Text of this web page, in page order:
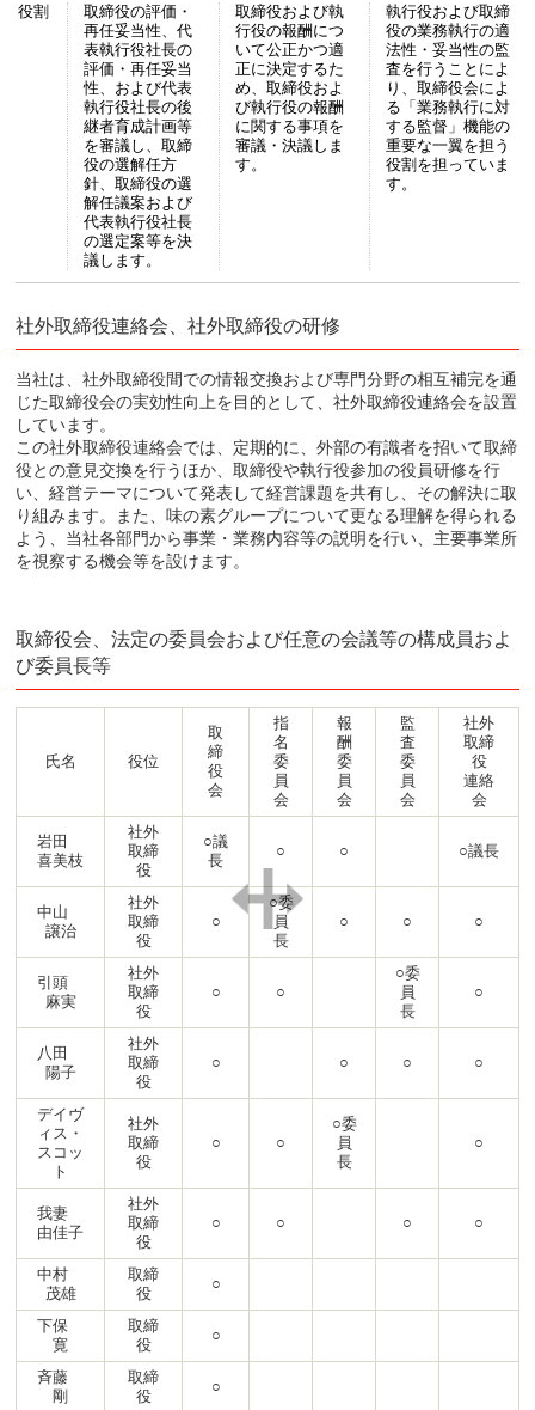
役割
取締役の評価・
再任妥当性、代
表執行役社長の
評価・再任妥当
性、および代表
執行役社長の後
継者育成計画等
を審議し、取締
役の選解任方
針、取締役の選
解任議案および
代表執行役社長
の選定案等を決
議します。
取締役および執
行役の報酬につ
いて公正かつ適
正に決定するた
め、取締役およ
び執行役の報酬
に関する事項を
審議・決議しま
す。
執行役および取締
役の業務執行の適
法性・妥当性の監
査を行うことによ
り、取締役会によ
る「業務執行に対
する監督」機能の
重要な一翼を担う
役割を担っていま
す。
社外取締役連絡会、社外取締役の研修
当社は、社外取締役間での情報交換および専門分野の相互補完を通
じた取締役会の実効性向上を目的として、社外取締役連絡会を設置
しています。
この社外取締役連絡会では、定期的に、外部の有識者を招いて取締
役との意見交換を行うほか、取締役や執行役参加の役員研修を行
い、経営テーマについて発表して経営課題を共有し、その解決に取
り組みます。また、味の素グループについて更なる理解を得られる
よう、当社各部門から事業・業務内容等の説明を行い、主要事業所
を視察する機会等を設けます。
取締役会、法定の委員会および任意の会議等の構成員およ
び委員長等
氏名 役位
取
締
役
会
指
名
委
員
会
報
酬
委
員
会
監
査
委
員
会
社外
取締
役
連絡
会
岩田
喜美枝
社外
取締
役
○議
長
○ ○ ○議長
中山
譲治
社外
取締
役
○
○委
員
長
○ ○ ○
引頭
麻実
社外
取締
役
○ ○
○委
員
長
○
八田
陽子
社外
取締
役
○ ○ ○ ○
デイヴ
ィス・
スコッ
ト
社外
取締
役
○ ○
○委
員
長
○
我妻
由佳子
社外
取締
役
○ ○ ○ ○
中村
茂雄
取締
役
○
下保
寛
取締
役
○
斉藤
剛
取締
役
○